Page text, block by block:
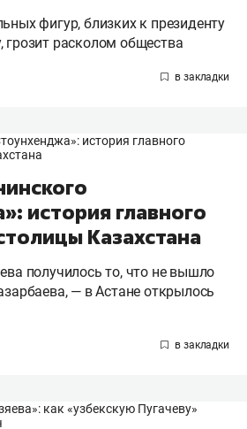
фигур, близких к президенту
грозит расколом общества
история главного
Казахстана
получилось то, что не вышло
— в Астане открылось